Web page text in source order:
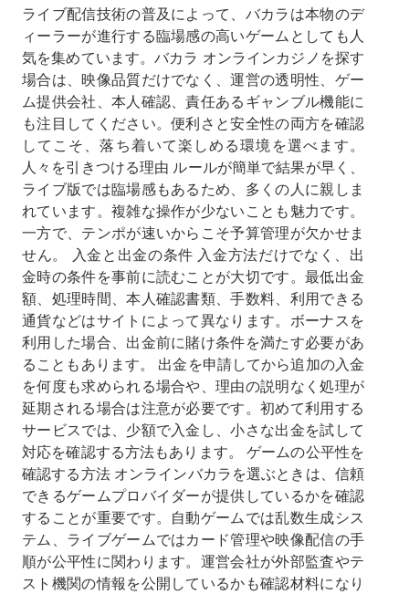
ライブ配信技術の普及によって、バカラは本物のデ
ィーラーが進行する臨場感の高いゲームとしても人
気を集めています。バカラ オンラインカジノを探す
場合は、映像品質だけでなく、運営の透明性、ゲー
ム提供会社、本人確認、責任あるギャンブル機能に
も注目してください。便利さと安全性の両方を確認
してこそ、落ち着いて楽しめる環境を選べます。
人々を引きつける理由 ルールが簡単で結果が早く、
ライブ版では臨場感もあるため、多くの人に親しま
れています。複雑な操作が少ないことも魅力です。
一方で、テンポが速いからこそ予算管理が欠かせま
せん。 入金と出金の条件 入金方法だけでなく、出
金時の条件を事前に読むことが大切です。最低出金
額、処理時間、本人確認書類、手数料、利用できる
通貨などはサイトによって異なります。ボーナスを
利用した場合、出金前に賭け条件を満たす必要があ
ることもあります。 出金を申請してから追加の入金
を何度も求められる場合や、理由の説明なく処理が
延期される場合は注意が必要です。初めて利用する
サービスでは、少額で入金し、小さな出金を試して
対応を確認する方法もあります。 ゲームの公平性を
確認する方法 オンラインバカラを選ぶときは、信頼
できるゲームプロバイダーが提供しているかを確認
することが重要です。自動ゲームでは乱数生成シス
テム、ライブゲームではカード管理や映像配信の手
順が公平性に関わります。運営会社が外部監査やテ
スト機関の情報を公開しているかも確認材料になり